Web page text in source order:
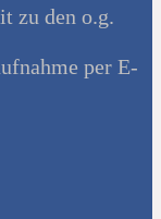
zu den o.g.
per E-